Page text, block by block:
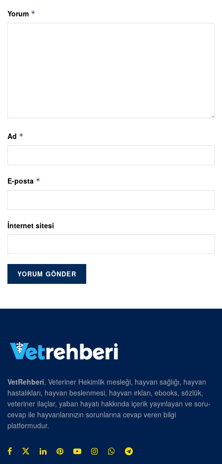
Yorum *
Ad *
E-posta *
İnternet sitesi
VetRehberi, Veteriner Hekimlik mesleği, hayvan sağlığı, hayvan
hastalıkları, hayvan beslenmesi, hayvan ırkları, ebooks, sözlük,
veteriner ilaçlar, yaban hayatı hakkında içerik yayınlayan ve soru-
cevap ile hayvanlarınızın sorunlarına cevap veren bilgi
platformudur.